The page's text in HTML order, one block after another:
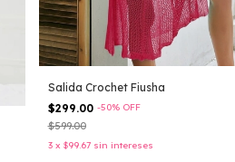
Salida Crochet Fiusha
$299.00 -50% OFF
$599.00
3 x $99.67 sin intereses